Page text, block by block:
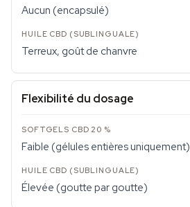
Aucun (encapsulé)
Terreux, goût de chanvre
Flexibilité du dosage
Faible (gélules entières uniquement)
Élevée (goutte par goutte)